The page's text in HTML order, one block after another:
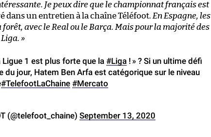
Je peux dire que le championnat français est
dans un entretien à la chaîne Téléfoot. En Espagne, les
avec le Real ou le Barça. Mais pour la majorité des
»
Ligue 1 est plus forte que la #Liga ! » ? Si un ultime défi
du jour, Hatem Ben Arfa est catégorique sur le niveau
#TelefootLaChaine #Mercato
(@telefoot_chaine) September 13, 2020